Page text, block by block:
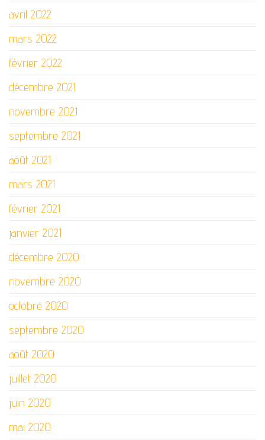
avril 2022
mars 2022
février 2022
décembre 2021
novembre 2021
septembre 2021
août 2021
mars 2021
février 2021
janvier 2021
décembre 2020
novembre 2020
octobre 2020
septembre 2020
août 2020
juillet 2020
juin 2020
mai 2020